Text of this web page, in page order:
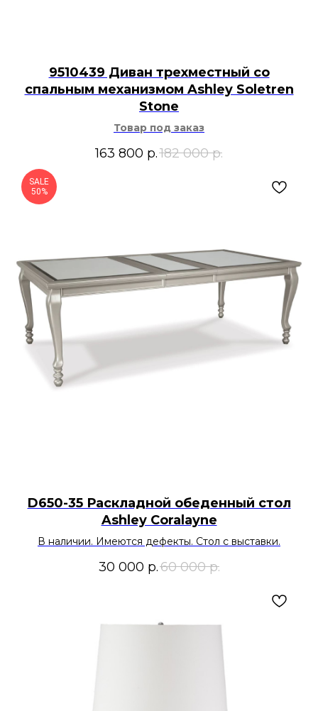
9510439 Диван трехместный со
спальным механизмом Ashley Soletren
Stone
Товар под заказ
163 800 р.182 000 р.
SALE
50%
D650-35 Раскладной обеденный стол
Ashley Coralayne
В наличии. Имеются дефекты. Стол с выставки.
30 000 р.60 000 р.